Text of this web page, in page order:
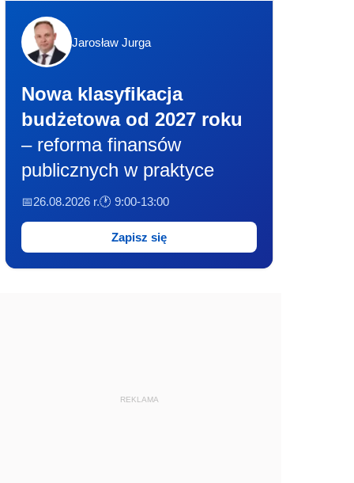
Jarosław Jurga
Nowa klasyfikacja
budżetowa od 2027 roku
– reforma finansów
publicznych w praktyce
📅26.08.2026 r.🕐 9:00-13:00
Zapisz się
REKLAMA